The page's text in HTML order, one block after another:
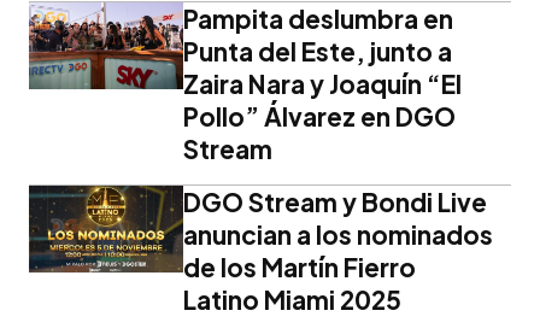
Pampita deslumbra en
Punta del Este, junto a
Zaira Nara y Joaquín “El
Pollo” Álvarez en DGO
Stream
DGO Stream y Bondi Live
anuncian a los nominados
de los Martín Fierro
Latino Miami 2025